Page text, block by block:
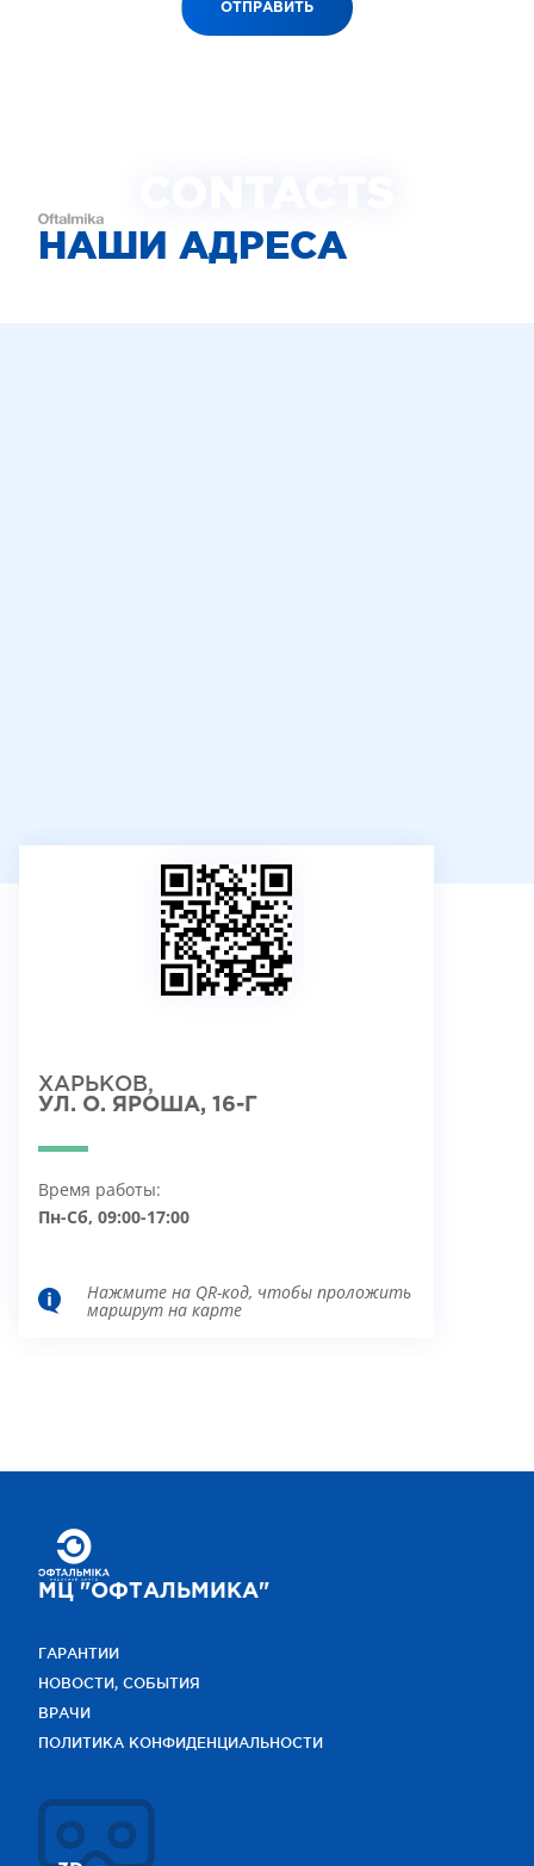
ОТПРАВИТЬ
НАШИ АДРЕСА
ХАРЬКОВ,
УЛ. О. ЯРОША, 16-Г
Время работы:
Пн-Сб, 09:00-17:00
Нажмите на QR-код, чтобы проложить
маршрут на карте
МЦ "ОФТАЛЬМИКА"
ГАРАНТИИ
НОВОСТИ, СОБЫТИЯ
ВРАЧИ
ПОЛИТИКА КОНФИДЕНЦИАЛЬНОСТИ